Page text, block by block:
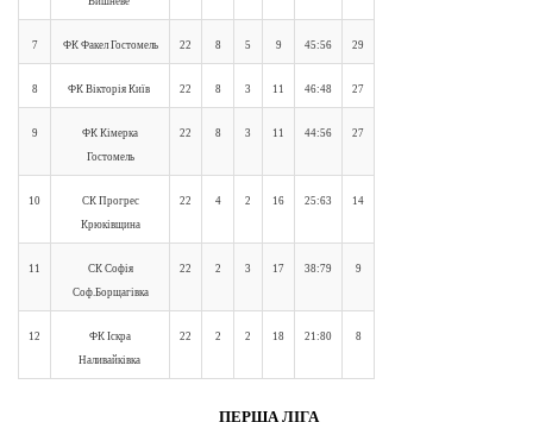
7 ФК Факел Гостомель 22 8 5 9 45:56 29
8 ФК Вікторія Київ 22 8 3 11 46:48 27
9
ФК Кімерка
Гостомель
22 8 3 11 44:56 27
10
СК Прогрес
Крюківщина
22 4 2 16 25:63 14
11
СК Софія
Соф.Борщагівка
22 2 3 17 38:79 9
12
ФК Іскра
Наливайківка
22 2 2 18 21:80 8
ПЕРША ЛІГА